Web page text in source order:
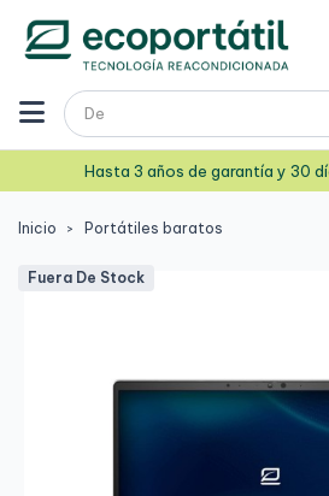
Hasta 3 años de garantía y 30
Inicio Portátiles baratos
Fuera De Stock